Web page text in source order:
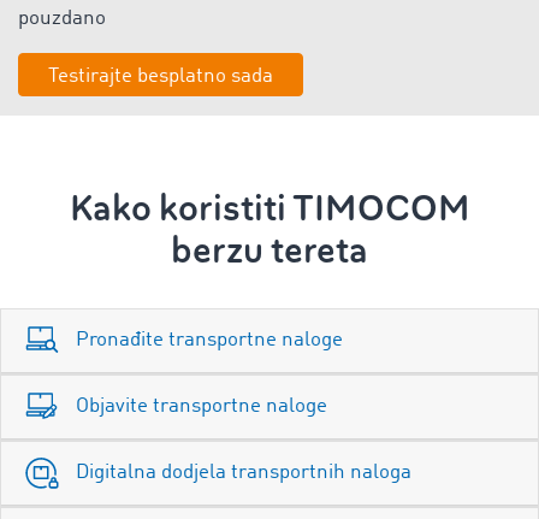
pouzdano
Testirajte besplatno sada
Kako koristiti TIMOCOM
berzu tereta
Pronađite transportne naloge
Objavite transportne naloge
Digitalna dodjela transportnih naloga